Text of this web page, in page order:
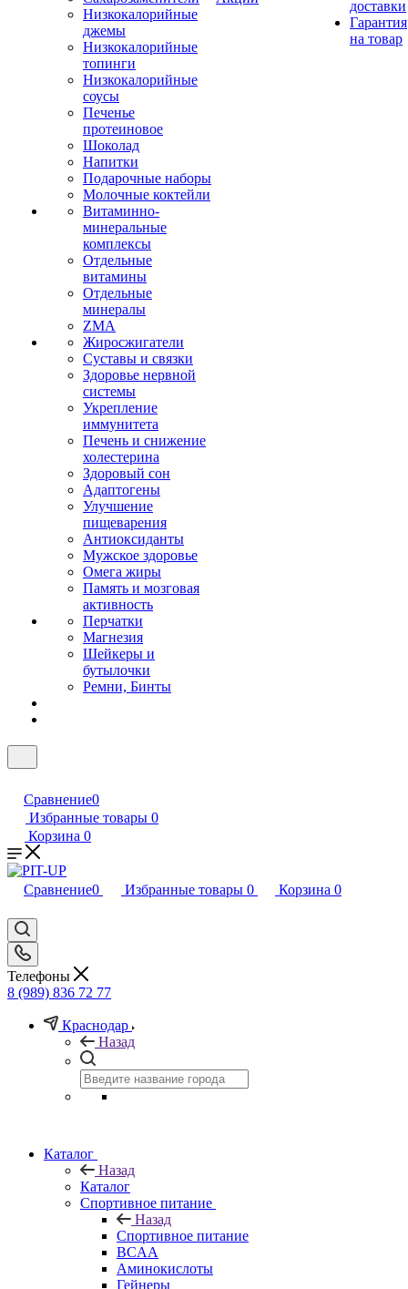
Низкокалорийные
джемы
Низкокалорийные
топинги
Низкокалорийные
соусы
Печенье
протеиновое
Шоколад
Напитки
Подарочные наборы
Молочные коктейли
Витаминно-
минеральные
комплексы
Отдельные
витамины
Отдельные
минералы
ZMA
Жиросжигатели
Суставы и связки
Здоровье нервной
системы
Укрепление
иммунитета
Печень и снижение
холестерина
Здоровый сон
Адаптогены
Улучшение
пищеварения
Антиоксиданты
Мужское здоровье
Омега жиры
Память и мозговая
активность
Перчатки
Магнезия
Шейкеры и
бутылочки
Ремни, Бинты
доставки
Гарантия
на товар
Сравнение0
Избранные товары 0
Корзина 0
Сравнение0 Избранные товары 0 Корзина 0
Телефоны
8 (989) 836 72 77
Краснодар
Назад
Каталог
Назад
Каталог
Спортивное питание
Назад
Спортивное питание
BCAA
Аминокислоты
Гейнеры